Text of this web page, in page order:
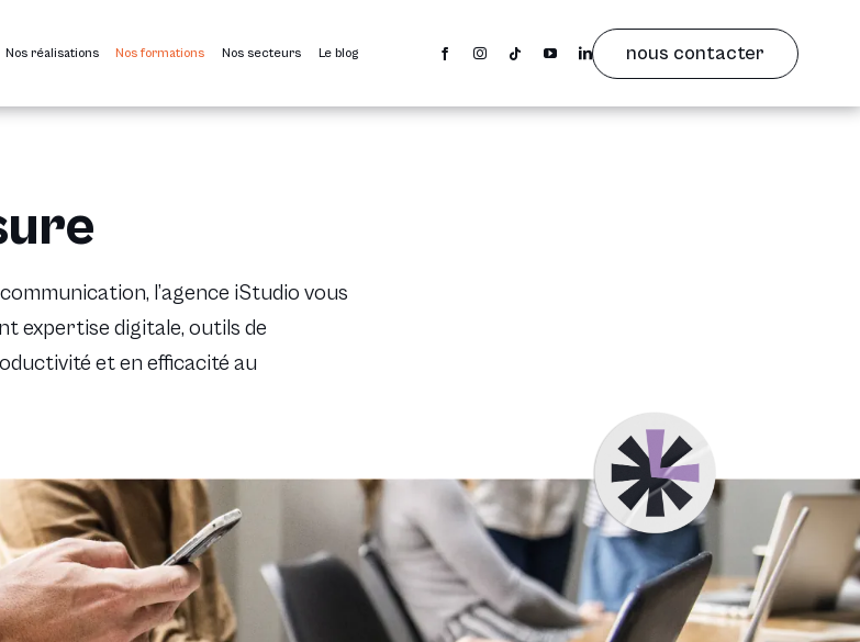
Nos réalisations Nos formations Nos secteurs Le blog nous contacter
l’agence iStudio vous
expertise digitale, outils de
et en efficacité au